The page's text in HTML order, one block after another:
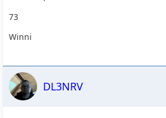
73
Winni
DL3NRV